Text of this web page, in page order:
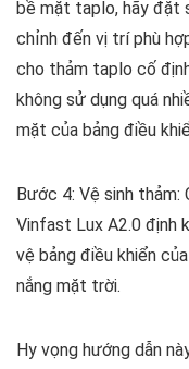
bề mặt taplo, hãy đặt
chỉnh đến vị trí phù
cho thảm taplo cố
không sử dụng quá
mặt của bảng điều
Bước 4: Vệ sinh thảm:
Vinfast Lux A2.0 định
vệ bảng điều khiển
nắng mặt trời.
Hy vọng hướng dẫn